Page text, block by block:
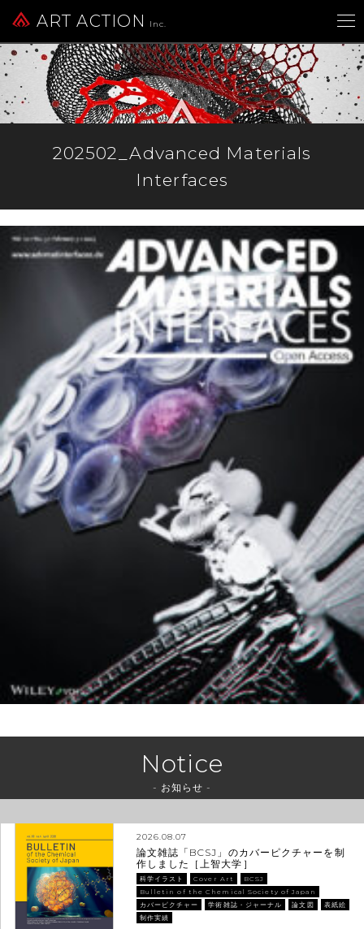
ART ACTION Inc.
202502_Advanced Materials
Interfaces
Notice
- お知らせ -
2026.08.07
論文雑誌「BCSJ」のカバーピクチャーを制
作しました［上智大学］
科学イラスト Cover Art
BCSJ
Bulletin of the Chemical Society of Japan
カバーピクチャー
学術雑誌・ジャーナル 論文図
表紙絵
制作実績